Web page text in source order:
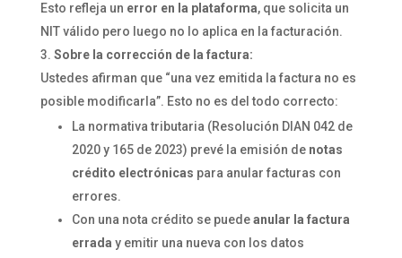
Esto refleja un error en la plataforma, que solicita un
NIT válido pero luego no lo aplica en la facturación.
Sobre la corrección de la factura:
Ustedes afirman que “una vez emitida la factura no es
posible modificarla”. Esto no es del todo correcto:
La normativa tributaria (Resolución DIAN 042 de
2020 y 165 de 2023) prevé la emisión de notas
crédito electrónicas para anular facturas con
errores.
Con una nota crédito se puedeanular la factura
errada y emitir una nueva con los datos